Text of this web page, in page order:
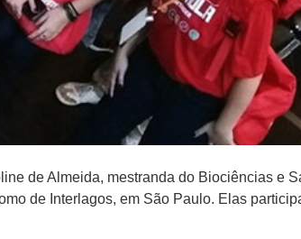
de Almeida, mestranda do Biociências e
de Interlagos, em São Paulo. Elas